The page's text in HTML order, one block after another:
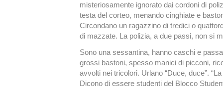
misteriosamente ignorato dai cordoni di
testa del corteo, menando cinghiate e
Circondano un ragazzino di tredici o
di mazzate. La polizia, a due passi, non si
Sono una sessantina, hanno caschi e
grossi bastoni, spesso manici di picconi,
avvolti nei tricolori. Urlano “Duce, duce”.
Dicono di essere studenti del Blocco